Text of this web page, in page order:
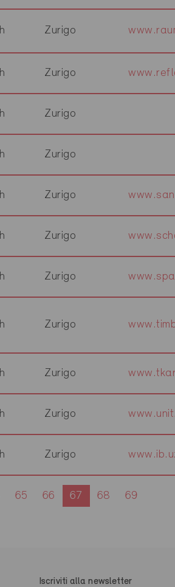
Zurigo
Zurigo
Zurigo
Zurigo
Zurigo
Zurigo
Zurigo
Zurigo
Zurigo
Zurigo
Zurigo
65 66 67 68 69
Iscriviti alla newsletter